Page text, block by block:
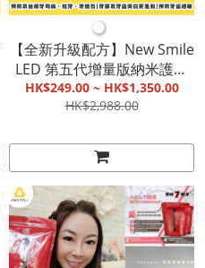
●
【全新升級配方】New Smile
LED 第五代增量版納米護牙
美白組合 & New smile 新款
益生菌牙膏 & New Smile速
牙周病、蛀牙、牙結石|牙齦
及牙齒美白更溫和|預防牙齒
過敏【截單, 9月初發貨】
HK$249.00 ~ HK$1,350.00
HK$2,988.00